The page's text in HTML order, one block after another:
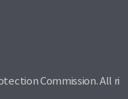
Commission. All ri